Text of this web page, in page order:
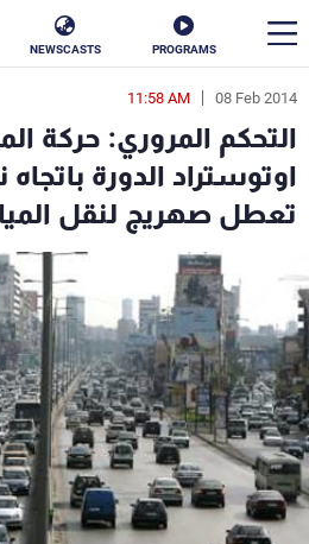
PROGRAMS
NEWSCASTS
08 Feb 2014
11:58 AM
التحكم المروري: حركة
اوتوستراد الدورة
تعطل صهريج لنقل
en
الأخبار
سياسة
إقتصاد فن
منوعات
كأس العالم
البرامج
جدول البرامج